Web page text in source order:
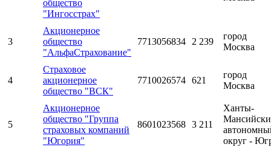
общество
"Ингосстрах"
3
Акционерное
общество
"АльфаСтрахование"
7713056834 2 239
город
Москва
4
Страховое
акционерное
общество "ВСК"
7710026574 621
город
Москва
5
Акционерное
общество "Группа
страховых компаний
"Югория"
8601023568 3 211
Ханты-
округ -